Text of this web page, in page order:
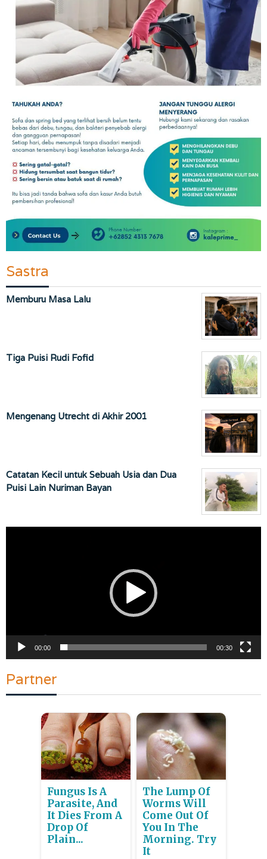
Sastra
Memburu Masa Lalu
Tiga Puisi Rudi Fofid
Mengenang Utrecht di Akhir 2001
Catatan Kecil untuk Sebuah Usia dan Dua
Puisi Lain Nuriman Bayan
00:00 00:30
Partner
Fungus Is A
Parasite, And
It Dies From A
Drop Of
Plain...
The Lump Of
Worms Will
Come Out Of
You In The
Morning. Try
It